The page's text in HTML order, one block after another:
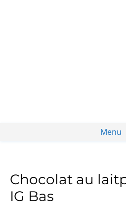
Menu
Chocolat au
IG Bas